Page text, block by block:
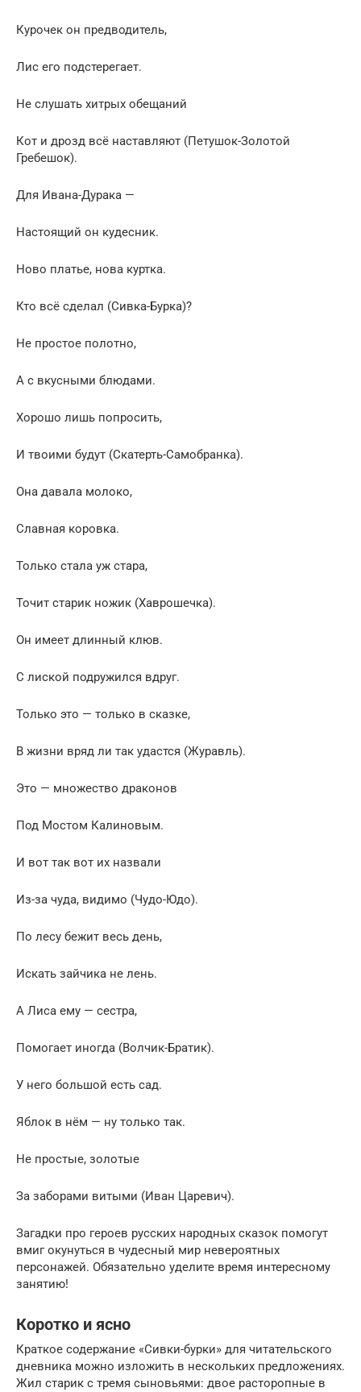
Курочек он предводитель,
Лис его подстерегает.
Не слушать хитрых обещаний
Кот и дрозд всё наставляют (Петушок-Золотой
Гребешок).
Для Ивана-Дурака —
Настоящий он кудесник.
Ново платье, нова куртка.
Кто всё сделал (Сивка-Бурка)?
Не простое полотно,
А с вкусными блюдами.
Хорошо лишь попросить,
И твоими будут (Скатерть-Самобранка).
Она давала молоко,
Славная коровка.
Только стала уж стара,
Точит старик ножик (Хаврошечка).
Он имеет длинный клюв.
С лиской подружился вдруг.
Только это — только в сказке,
В жизни вряд ли так удастся (Журавль).
Это — множество драконов
Под Мостом Калиновым.
И вот так вот их назвали
Из-за чуда, видимо (Чудо-Юдо).
По лесу бежит весь день,
Искать зайчика не лень.
А Лиса ему — сестра,
Помогает иногда (Волчик-Братик).
У него большой есть сад.
Яблок в нём — ну только так.
Не простые, золотые
За заборами витыми (Иван Царевич).
Загадки про героев русских народных сказок помогут
вмиг окунуться в чудесный мир невероятных
персонажей. Обязательно уделите время интересному
занятию!
Коротко и ясно
Краткое содержание «Сивки-бурки» для читательского
дневника можно изложить в нескольких предложениях.
Жил старик с тремя сыновьями: двое расторопные в